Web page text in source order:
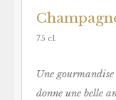
75 cl.
Une
donne une belle